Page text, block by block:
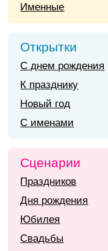
Именные
Открытки
С днем рождения
К празднику
Новый год
С именами
Сценарии
Праздников
Дня рождения
Юбилея
Свадьбы